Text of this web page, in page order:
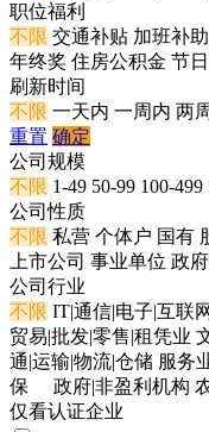
职位福利
不限 交通补贴 加班补助
年终奖 住房公积金 节
刷新时间
不限 一天内 一周内 两
重置 确定
公司规模
不限 1-49 50-99 100-499
公司性质
不限 私营 个体户 国有
上市公司 事业单位 政
公司行业
不限 IT|通信|电子|互联网
贸易|批发|零售|租凭业
通|运输|物流|仓储 服务
保
政府|非盈利机构
仅看认证企业